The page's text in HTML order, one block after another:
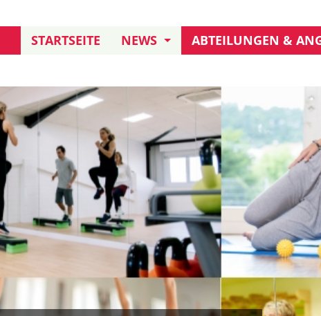
STARTSEITE
NEWS
TERMINE UND AKTIONEN
FREIWILLIGENDIENST
TB IN ERITREA
ABTEILUNGEN &
KLETTERN
HANDBALL AKTIVE
HANDBALL JUGEND
BOULE
FUSSBALL
TURNEN